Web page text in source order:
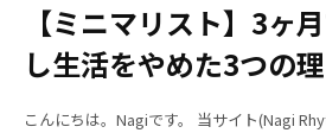
【ミニマリスト】3ヶ
し生活をやめた3つの
こんにちは。Nagiです。 当サイト(Nagi